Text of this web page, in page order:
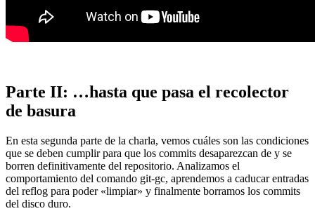
Parte II: …hasta que pasa el recolector
de basura
En esta segunda parte de la charla, vemos cuáles son las condiciones
que se deben cumplir para que los commits desaparezcan de y se
borren definitivamente del repositorio. Analizamos el
comportamiento del comando git-gc, aprendemos a caducar entradas
del reflog para poder «limpiar» y finalmente borramos los commits
del disco duro.